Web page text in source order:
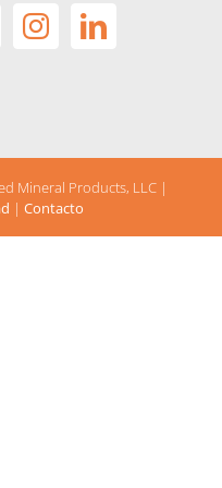
Mineral Products, LLC |
| Contacto